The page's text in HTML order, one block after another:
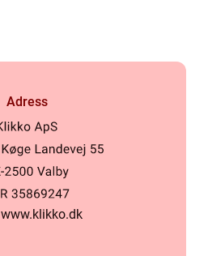
Adress
www.klikko.dk